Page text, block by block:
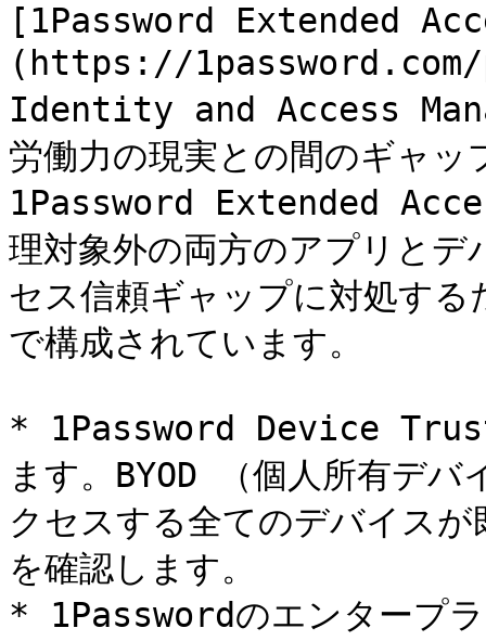
[1Password Extended
(https://1password.com/
Identity and Access
労働力の現実との間のギャ
1Password Extended
理対象外の両方のアプリと
セス信頼ギャップに対処す
で構成されています。
* 1Password Device
ます。BYOD （個人所有デ
クセスする全てのデバイス
を確認します。
* 1Passwordのエンタープ